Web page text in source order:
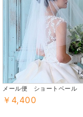
メール便 ショートベール
￥4,400